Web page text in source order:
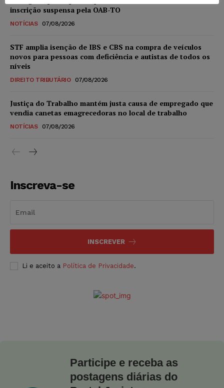
inscrição suspensa pela OAB-TO
NOTÍCIAS 07/08/2026
STF amplia isenção de IBS e CBS na compra de veículos
novos para pessoas com deficiência e autistas de todos os
níveis
DIREITO TRIBUTÁRIO 07/08/2026
Justiça do Trabalho mantém justa causa de empregado que
vendia canetas emagrecedoras no local de trabalho
NOTÍCIAS 07/08/2026
Inscreva-se
INSCREVER
Li e aceito a Política de Privacidade.
Participe e receba as
postagens diárias do